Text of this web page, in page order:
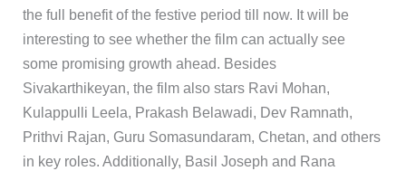
the full benefit of the festive period till now. It will be
interesting to see whether the film can actually see
some promising growth ahead. Besides
Sivakarthikeyan, the film also stars Ravi Mohan,
Kulappulli Leela, Prakash Belawadi, Dev Ramnath,
Prithvi Rajan, Guru Somasundaram, Chetan, and others
in key roles. Additionally, Basil Joseph and Rana